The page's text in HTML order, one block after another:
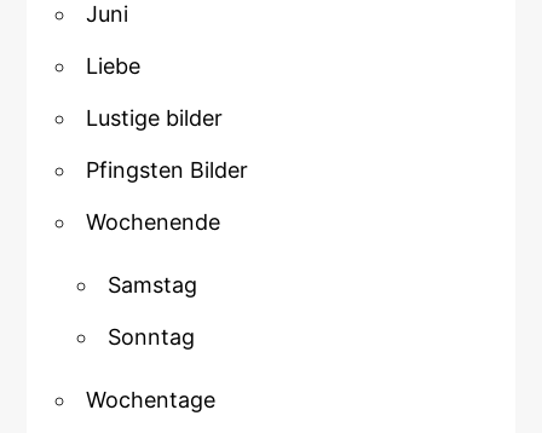
Juni
Liebe
Lustige bilder
Pfingsten Bilder
Wochenende
Samstag
Sonntag
Wochentage